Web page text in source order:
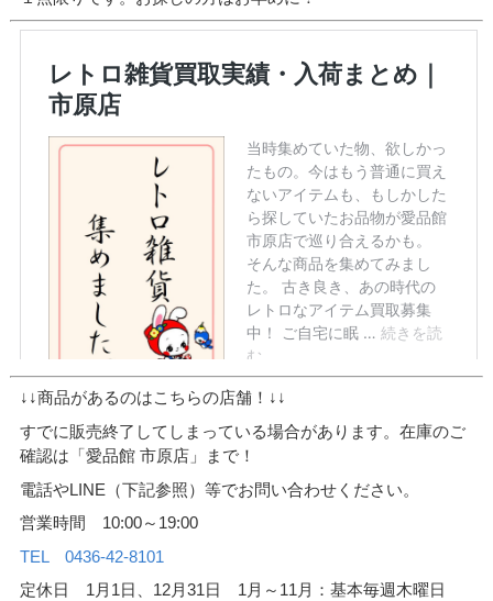
↓↓商品があるのはこちらの店舗！↓↓
すでに販売終了してしまっている場合があります。在庫のご
確認は「愛品館 市原店」まで！
電話やLINE（下記参照）等でお問い合わせください。
営業時間 10:00～19:00
TEL 0436-42-8101
定休日 1月1日、12月31日 1月～11月：基本毎週木曜日